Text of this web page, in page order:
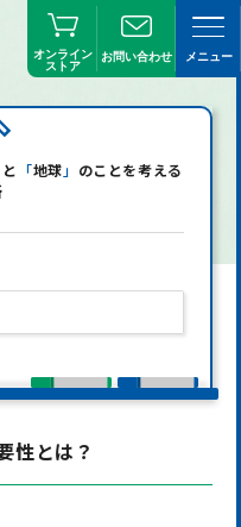
オンライン
ストア
お問い合わせ メニュー
と 「地球 」 のことを考える
性とは？